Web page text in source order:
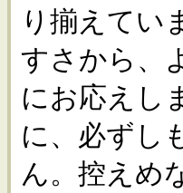
り揃えてい
すさから、
にお応えし
に、必ずし
ん。控えめ